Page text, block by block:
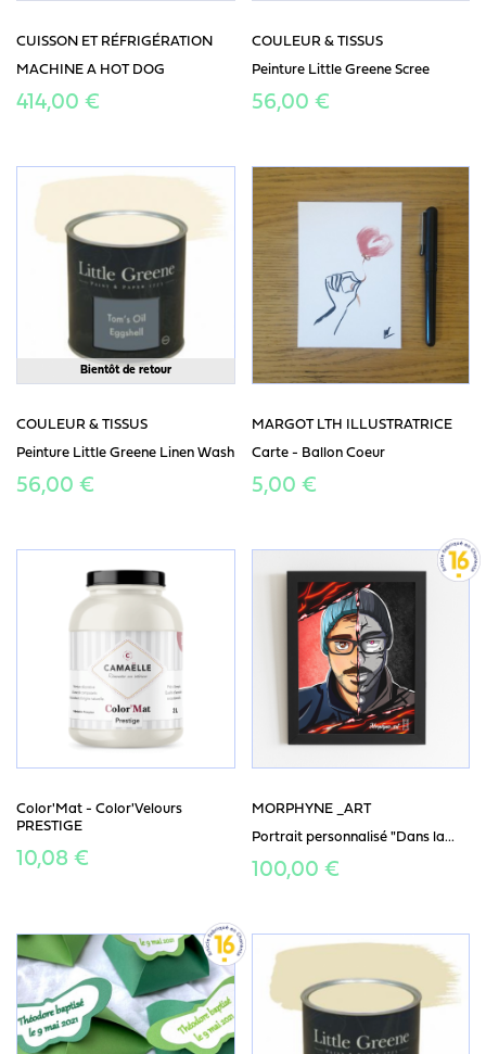
CUISSON ET RÉFRIGÉRATION
MACHINE A HOT DOG
414,00 €
COULEUR & TISSUS
Peinture Little Greene Scree
56,00 €
Bientôt de retour
COULEUR & TISSUS
Peinture Little Greene Linen Wash
56,00 €
MARGOT LTH ILLUSTRATRICE
Carte - Ballon Coeur
5,00 €
Color'Mat - Color'Velours
PRESTIGE
10,08 €
MORPHYNE _ART
Portrait personnalisé "Dans la...
100,00 €